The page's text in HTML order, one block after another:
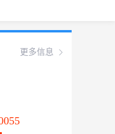
更多信息